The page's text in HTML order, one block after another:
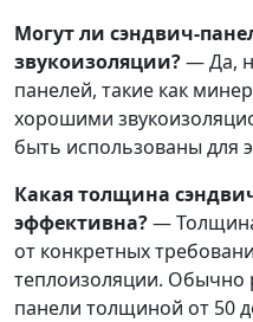
Могут ли сэндвич-
звукоизоляции?— Да,
панелей, такие как
хорошими
быть использованы для
Какая толщина
эффективна?—
от конкретных
теплоизоляции. Обычно
панели толщиной от 50